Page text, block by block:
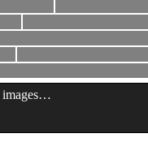
images…